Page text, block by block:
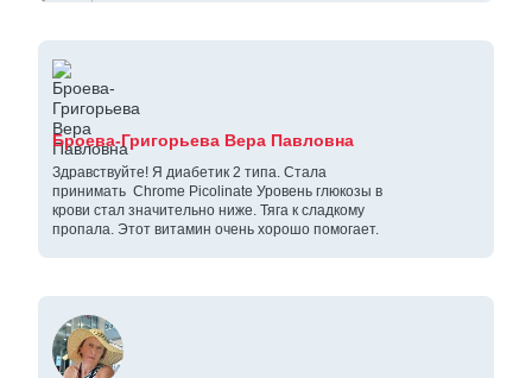
Броева-Григорьева Вера Павловна
Здравствуйте! Я диабетик 2 типа. Стала
принимать Chrome Picolinate Уровень глюкозы в
крови стал значительно ниже. Тяга к сладкому
пропала. Этот витамин очень хорошо помогает.